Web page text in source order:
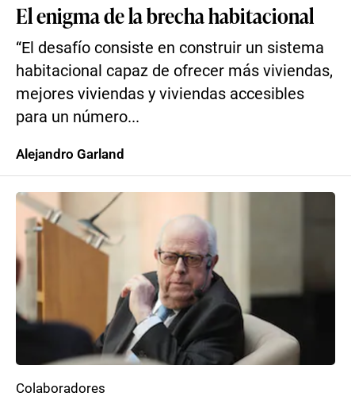
El enigma de la brecha habitacional
“El desafío consiste en construir un sistema
habitacional capaz de ofrecer más viviendas,
mejores viviendas y viviendas accesibles
para un número...
Alejandro Garland
Colaboradores